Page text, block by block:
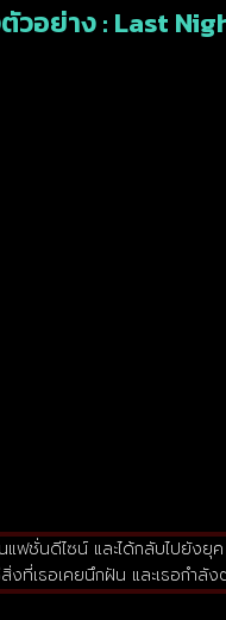
วอย่าง : Last
ชั่นดีไซน์ และได้กลับไปยั
เธอเคยนึกฝัน และเธอกำลั